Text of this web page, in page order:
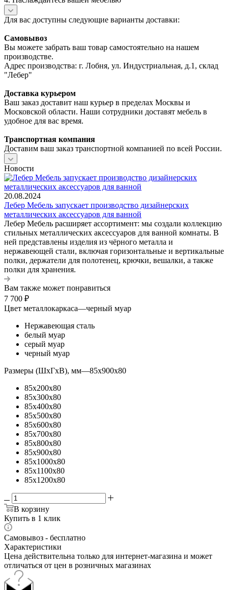
Для вас доступны следующие варианты доставки:
Самовывоз
Вы можете забрать ваш товар самостоятельно на нашем
производстве.
Адрес производства: г. Лобня, ул. Индустриальная, д.1, склад
"Лебер"
Доставка курьером
Ваш заказ доставит наш курьер в пределах Москвы и
Московской области. Наши сотрудники доставят мебель в
удобное для вас время.
Транспортная компания
Доставим ваш заказ транспортной компанией по всей России.
Новости
20.08.2024
Лебер Мебель запускает производство дизайнерских
металлических аксессуаров для ванной
Лебер Мебель расширяет ассортимент: мы создали коллекцию
стильных металлических аксессуаров для ванной комнаты. В
ней представлены изделия из чёрного металла и
нержавеющей стали, включая горизонтальные и вертикальные
полки, держатели для полотенец, крючки, вешалки, а также
полки для хранения.
Вам также может понравиться
7 700 ₽
Цвет металлокаркаса—черный муар
Нержавеющая сталь
белый муар
серый муар
черный муар
Размеры (ШхГхВ), мм—85x900x80
85x200x80
85x300x80
85x400x80
85x500x80
85x600x80
85x700x80
85x800x80
85x900x80
85x1000x80
85x1100x80
85x1200x80
В корзину
Купить в 1 клик
Самовывоз - бесплатно
Характеристики
Цена действительна только для интернет-магазина и может
отличаться от цен в розничных магазинах